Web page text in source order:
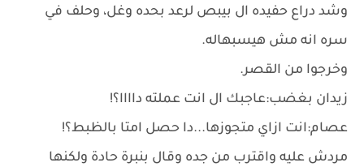
وشد دراع حفيده ال بيبص لرعد بحده وغل، وحلف في
سره انه مش هيسبهاله.
وخرجوا من القصر.
زيدان بغضب:عاجبك ال انت عملته داااا؟!
عصام:انت ازاي متجوزها...دا حصل امتا بالظبط؟!
مردش عليه واقترب من جده وقال بنبرة حادة ولكنها